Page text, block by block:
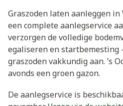
Graszoden laten aanleggen
een complete aanlegservice
verzorgen de volledige
egaliseren en startbemesting
graszoden vakkundig aan. ’s
avonds een groen gazon.
De aanlegservice is